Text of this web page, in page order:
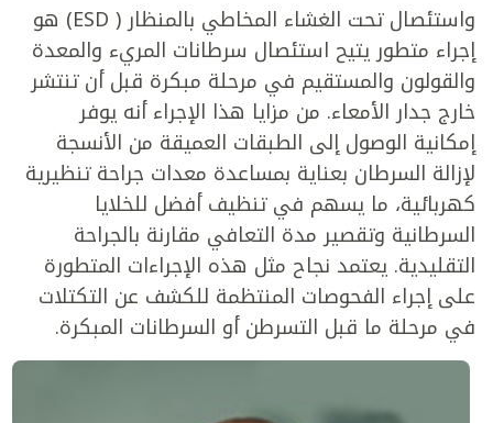
واستئصال تحت الغشاء المخاطي بالمنظار ( ESD) هو
إجراء متطور يتيح استئصال سرطانات المريء والمعدة
والقولون والمستقيم في مرحلة مبكرة قبل أن تنتشر
خارج جدار الأمعاء. من مزايا هذا الإجراء أنه يوفر
إمكانية الوصول إلى الطبقات العميقة من الأنسجة
لإزالة السرطان بعناية بمساعدة معدات جراحة تنظيرية
كهربائية، ما يسهم في تنظيف أفضل للخلايا
السرطانية وتقصير مدة التعافي مقارنة بالجراحة
التقليدية. يعتمد نجاح مثل هذه الإجراءات المتطورة
على إجراء الفحوصات المنتظمة للكشف عن التكتلات
في مرحلة ما قبل التسرطن أو السرطانات المبكرة.